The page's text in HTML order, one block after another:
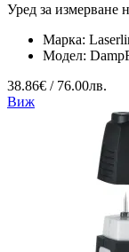
Уред за измерване
Марка:
Модел:
38.86€ / 76.00лв.
Виж